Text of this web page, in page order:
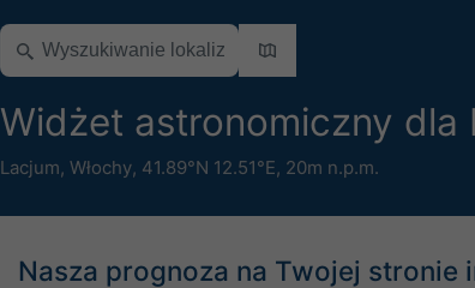
Widżet astronomiczny dla
Lacjum, Włochy, 41.89°N 12.51°E, 20m n.p.m.
Nasza prognoza na Twojej stronie